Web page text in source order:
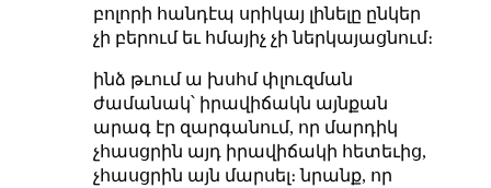
բոլորի հանդէպ սրիկայ լինելը ընկեր
չի բերում եւ հմայիչ չի ներկայացնում։
ինձ թւում ա խսհմ փլուզման
ժամանակ՝ իրավիճակն այնքան
արագ էր զարգանում, որ մարդիկ
չհասցրին այդ իրավիճակի հետեւից,
չհասցրին այն մարսել։ նրանք, որ